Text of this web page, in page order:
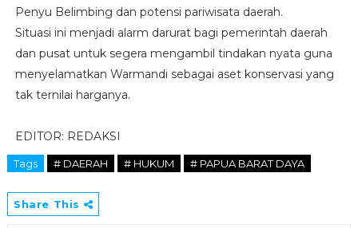
Penyu Belimbing dan potensi pariwisata daerah.
Situasi ini menjadi alarm darurat bagi pemerintah daerah
dan pusat untuk segera mengambil tindakan nyata guna
menyelamatkan Warmandi sebagai aset konservasi yang
tak ternilai harganya.
EDITOR: REDAKSI
Tags # DAERAH # HUKUM # PAPUA BARAT DAYA
Share This